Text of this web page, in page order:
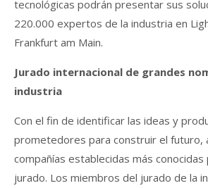
tecnológicas podrán presentar sus
220.000 expertos de la industria en
Frankfurt am Main.
Jurado internacional de grandes
industria
Con el fin de identificar las ideas y
prometedores para construir el futuro,
compañías establecidas más
jurado. Los miembros del jurado de la